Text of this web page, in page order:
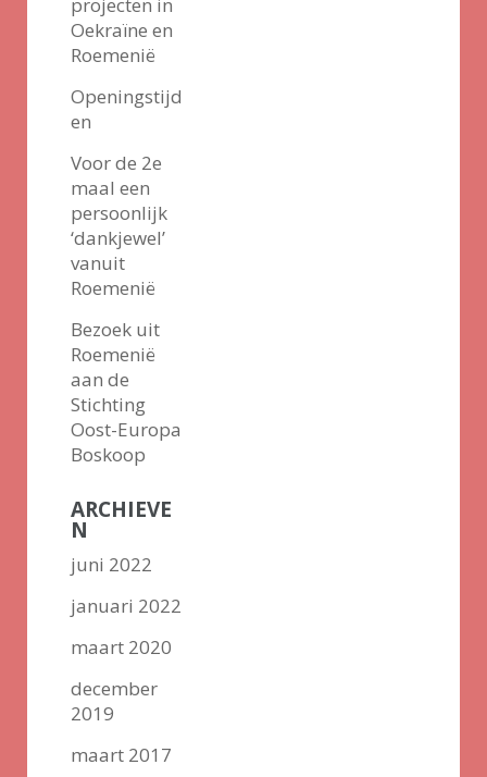
projecten in
Oekraïne en
Roemenië
Openingstijd
en
Voor de 2e
maal een
persoonlijk
‘dankjewel’
vanuit
Roemenië
Bezoek uit
Roemenië
aan de
Stichting
Oost-Europa
Boskoop
ARCHIEVE
N
juni 2022
januari 2022
maart 2020
december
2019
maart 2017